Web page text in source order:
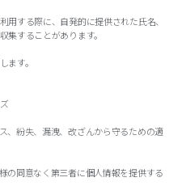
する際に、自発的に提供された氏名、
集することがあります。
ます。
、紛失、漏洩、改ざんから守るための適
の同意なく第三者に個人情報を提供する